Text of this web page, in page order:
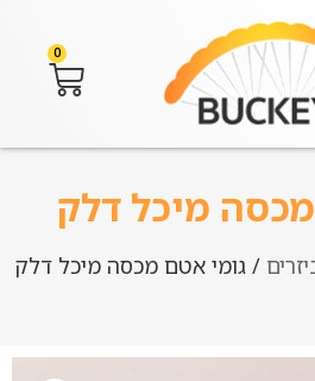
0
מיכל דלק
/ גומי אטם מכסה מיכל דלק